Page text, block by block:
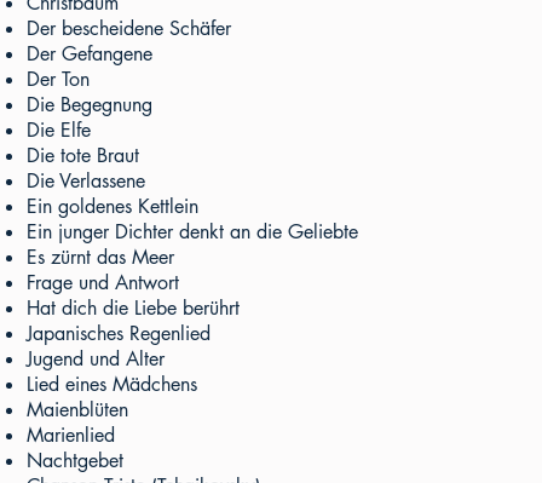
Der bescheidene Schäfer
Der Gefangene
Der Ton
Die Begegnung
Die Elfe
Die tote Braut
Die Verlassene
Ein goldenes Kettlein
Ein junger Dichter denkt an die Geliebte
Es zürnt das Meer
Frage und Antwort
Hat dich die Liebe berührt
Japanisches Regenlied
Jugend und Alter
Lied eines Mädchens
Maienblüten
Marienlied
Nachtgebet